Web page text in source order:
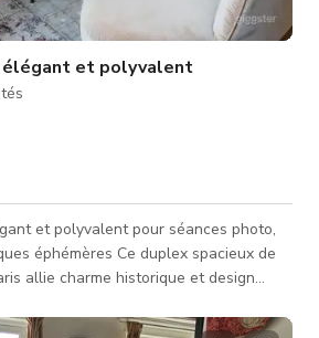
élégant et polyvalent
et polyvalent pour séances photo,
Ce duplex spacieux de
allie charme historique et design
volumes avec des plafonds de 4